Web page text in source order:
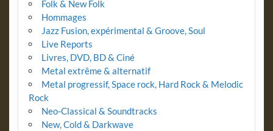
Folk & New Folk
Hommages
Jazz Fusion, expérimental & Groove, Soul
Live Reports
Livres, DVD, BD & Ciné
Metal extrême & alternatif
Metal progressif, Space rock, Hard Rock & Melodic
Rock
Neo-Classical & Soundtracks
New, Cold & Darkwave